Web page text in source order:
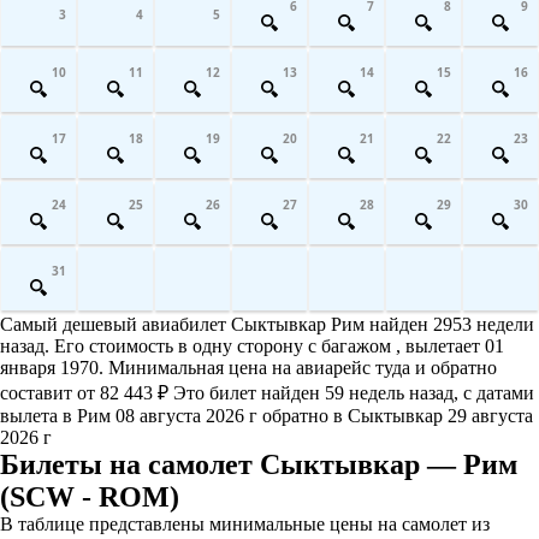
3 4 5 6 7 8 9
10 11 12 13 14 15 16
17 18 19 20 21 22 23
24 25 26 27 28 29 30
31
Самый дешевый авиабилет Сыктывкар Рим найден 2953 недели
назад. Его стоимость в одну сторону с багажом , вылетает 01
января 1970. Минимальная цена на авиарейс туда и обратно
составит от 82 443 ₽ Это билет найден 59 недель назад, с датами
вылета в Рим 08 августа 2026 г обратно в Сыктывкар 29 августа
2026 г
Билеты на самолет Сыктывкар — Рим
(SCW - ROM)
В таблице представлены минимальные цены на самолет из